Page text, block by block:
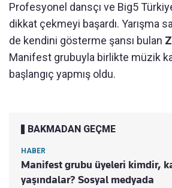
Profesyonel dansçı ve Big5
dikkat çekmeyi başardı. Yarışma
de kendini gösterme şansı bulan
Manifest grubuyla birlikte müzik
başlangıç yapmış oldu.
BAKMADAN GEÇME
HABER
Manifest grubu üyeleri kimdir,
yaşındalar? Sosyal medyada